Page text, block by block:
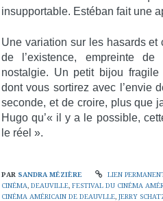
insupportable. Estéban fait une
Une variation sur les hasards
de l’existence, empreinte
nostalgie. Un petit bijou
dont vous sortirez avec l’envie
seconde, et de croire, plus que
Hugo qu’« il y a le possible,
le réel ».
PAR SANDRA MÉZIÈRE LIEN
CINÉMA, DEAUVILLE, FESTIVAL DU CINÉMA
CINÉMA AMÉRICAIN DE DEAUVLLE, JERRY